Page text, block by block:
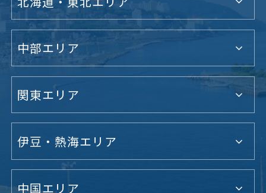
中部エリア
関東エリア
伊豆・熱海エリア
中国エリア